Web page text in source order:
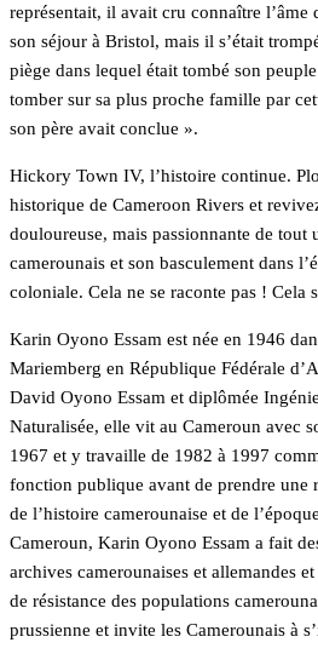
représentait, il avait cru connaître l’âme
son séjour à Bristol, mais il s’était
piège dans lequel était tombé son
tomber sur sa plus proche famille par
son père avait conclue ».
Hickory Town IV, l’histoire continue.
historique de Cameroon Rivers et
douloureuse, mais passionnante de tout
camerounais et son basculement dans
coloniale. Cela ne se raconte pas ! Cela
Karin Oyono Essam est née en 1946
Mariemberg en République Fédérale
David Oyono Essam et diplômée
Naturalisée, elle vit au Cameroun avec
1967 et y travaille de 1982 à 1997
fonction publique avant de prendre une
de l’histoire camerounaise et de
Cameroun, Karin Oyono Essam a fait
archives camerounaises et allemandes
de résistance des populations
prussienne et invite les Camerounais à